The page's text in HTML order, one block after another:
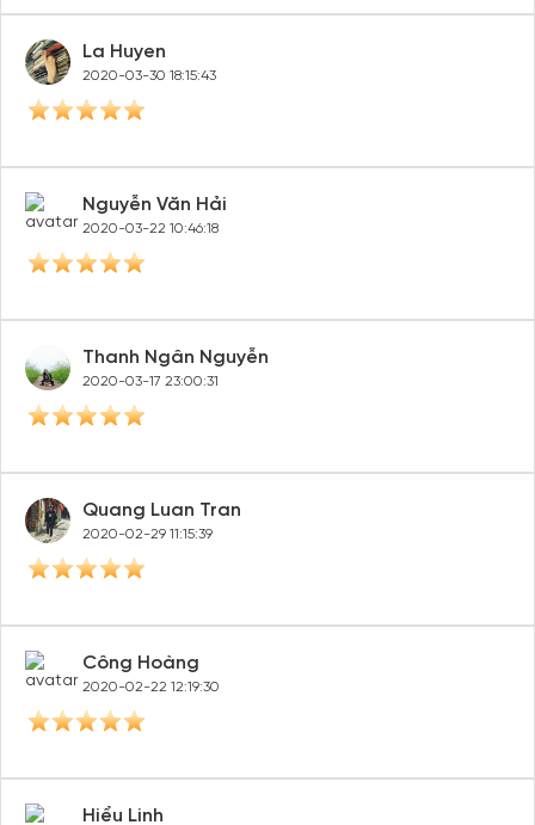
La Huyen
2020-03-30 18:15:43
Nguyễn Văn Hải
2020-03-22 10:46:18
Thanh Ngân Nguyễn
2020-03-17 23:00:31
Quang Luan Tran
2020-02-29 11:15:39
Công Hoàng
2020-02-22 12:19:30
Hiểu Linh